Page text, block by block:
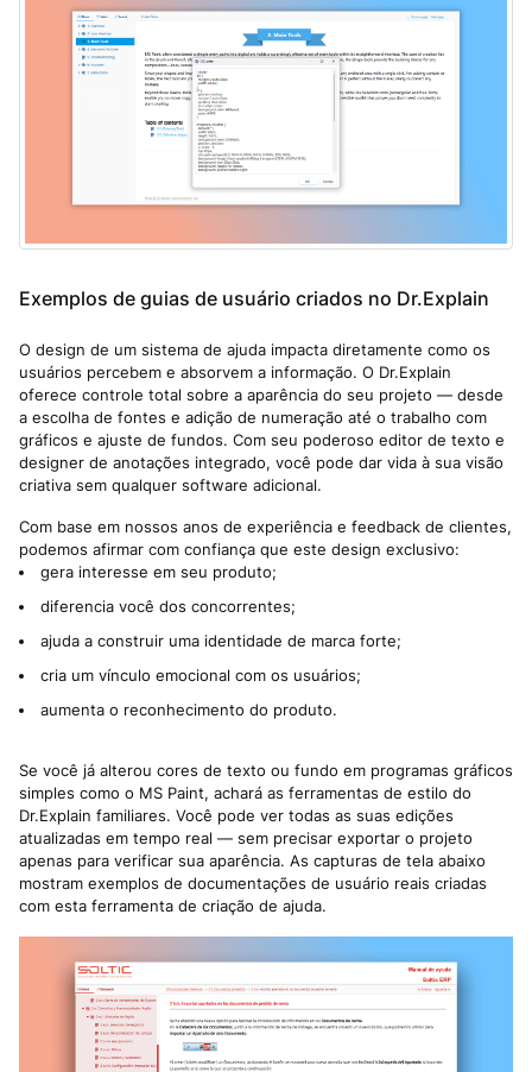
Exemplos de guias de usuário criados no Dr.Explain
O design de um sistema de ajuda impacta diretamente como os
usuários percebem e absorvem a informação. O Dr.Explain
oferece controle total sobre a aparência do seu projeto — desde
a escolha de fontes e adição de numeração até o trabalho com
gráficos e ajuste de fundos. Com seu poderoso editor de texto e
designer de anotações integrado, você pode dar vida à sua visão
criativa sem qualquer software adicional.
Com base em nossos anos de experiência e feedback de clientes,
podemos afirmar com confiança que este design exclusivo:
gera interesse em seu produto;
diferencia você dos concorrentes;
ajuda a construir uma identidade de marca forte;
cria um vínculo emocional com os usuários;
aumenta o reconhecimento do produto.
Se você já alterou cores de texto ou fundo em programas gráficos
simples como o MS Paint, achará as ferramentas de estilo do
Dr.Explain familiares. Você pode ver todas as suas edições
atualizadas em tempo real — sem precisar exportar o projeto
apenas para verificar sua aparência. As capturas de tela abaixo
mostram exemplos de documentações de usuário reais criadas
com esta ferramenta de criação de ajuda.